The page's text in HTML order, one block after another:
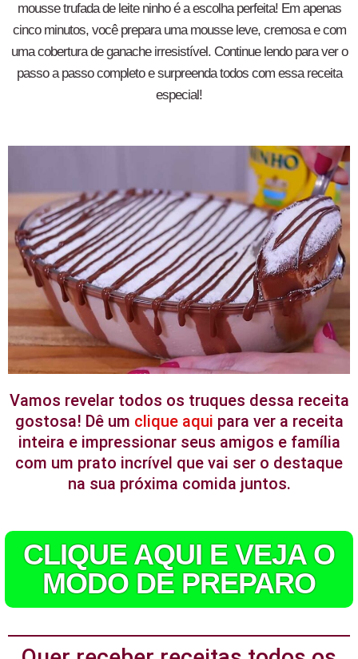
mousse trufada de leite ninho é a escolha perfeita! Em apenas
cinco minutos, você prepara uma mousse leve, cremosa e com
uma cobertura de ganache irresistível. Continue lendo para ver o
passo a passo completo e surpreenda todos com essa receita
especial!
Vamos revelar todos os truques dessa receita
gostosa! Dê um clique aqui para ver a receita
inteira e impressionar seus amigos e família
com um prato incrível que vai ser o destaque
na sua próxima comida juntos.
CLIQUE AQUI E VEJA O
MODO DE PREPARO